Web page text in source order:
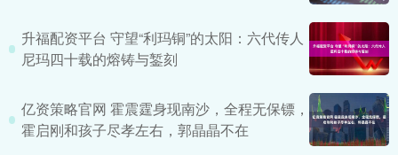
升福配资平台 守望“利玛铜”的太阳：六代传人
尼玛四十载的熔铸与錾刻
亿资策略官网 霍震霆身现南沙，全程无保镖，
霍启刚和孩子尽孝左右，郭晶晶不在